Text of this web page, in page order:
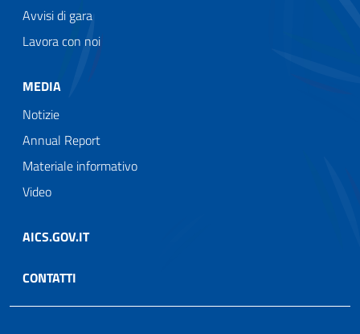
Avvisi di gara
Lavora con noi
MEDIA
Notizie
Annual Report
Materiale informativo
Video
AICS.GOV.IT
CONTATTI